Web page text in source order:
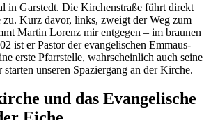
in Garstedt. Die Kirchenstraße führt direkt
Kurz davor, links, zweigt der Weg zum
Martin Lorenz mir entgegen – im braunen
ist er Pastor der evangelischen Emmaus-
erste Pfarrstelle, wahrscheinlich auch seine
unseren Spaziergang an der Kirche.
und das Evangelische